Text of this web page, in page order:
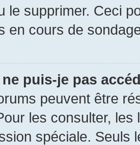
le supprimer. Ceci
en cours de
puis-je pas
peuvent être
les consulter,
spéciale. Seuls